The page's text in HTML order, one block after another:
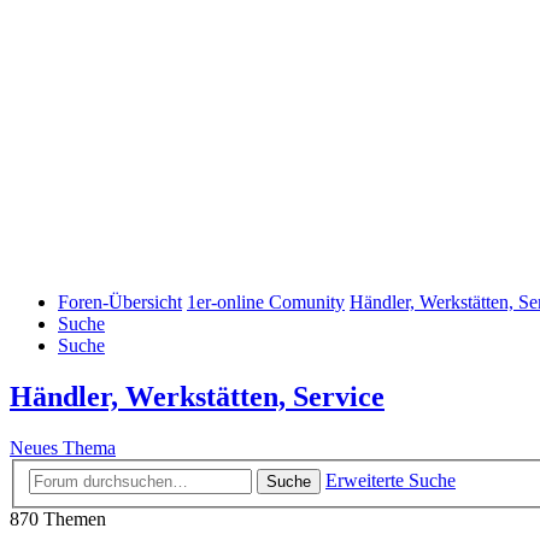
Foren-Übersicht 1er-online Comunity Händler, Werkstätten,
Suche
Suche
Händler, Werkstätten, Service
Neues Thema
Suche
Erweiterte Suche
870 Themen